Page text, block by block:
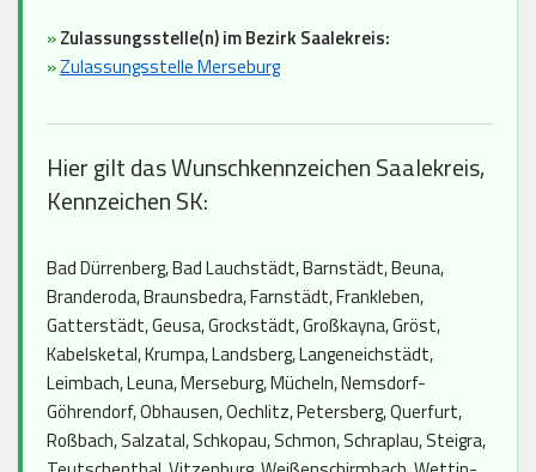
»Zulassungsstelle(n) im Bezirk Saalekreis:
»Zulassungsstelle Merseburg
Hier gilt das Wunschkennzeichen Saalekreis,
Kennzeichen SK:
Bad Dürrenberg, Bad Lauchstädt, Barnstädt, Beuna,
Branderoda, Braunsbedra, Farnstädt, Frankleben,
Gatterstädt, Geusa, Grockstädt, Großkayna, Gröst,
Kabelsketal, Krumpa, Landsberg, Langeneichstädt,
Leimbach, Leuna, Merseburg, Mücheln, Nemsdorf-
Göhrendorf, Obhausen, Oechlitz, Petersberg, Querfurt,
Roßbach, Salzatal, Schkopau, Schmon, Schraplau, Steigra,